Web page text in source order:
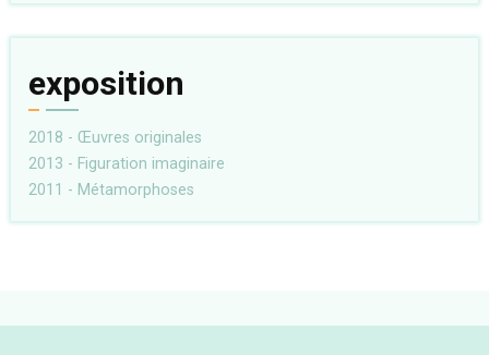
exposition
2018 - Œuvres originales
2013 - Figuration imaginaire
2011 - Métamorphoses